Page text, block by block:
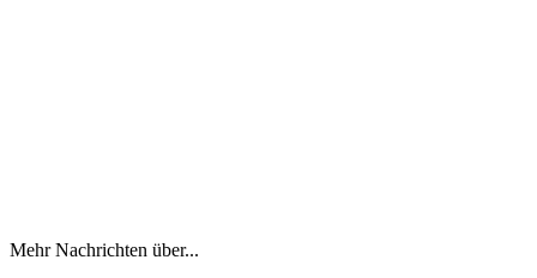
Mehr Nachrichten über...